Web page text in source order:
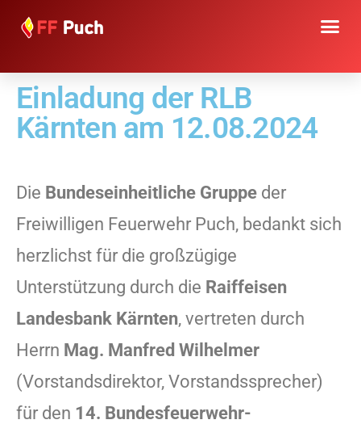
Einladung der RLB
Kärnten am 12.08.2024
Die Bundeseinheitliche Gruppe der
Freiwilligen Feuerwehr Puch, bedankt sich
herzlichst für die großzügige
Unterstützung durch die Raiffeisen
Landesbank Kärnten, vertreten durch
Herrn Mag. Manfred Wilhelmer
(Vorstandsdirektor, Vorstandssprecher)
für den 14. Bundesfeuerwehr-